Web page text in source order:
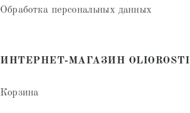
Обработка персональных данных
ИНТЕРНЕТ-МАГАЗИН OLIOROSTI
Корзина